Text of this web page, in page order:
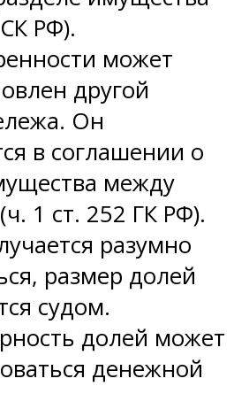
РФ).
может
другой
Он
в соглашении о
между
1 ст. 252 ГК РФ).
разумно
размер долей
судом.
долей может
денежной